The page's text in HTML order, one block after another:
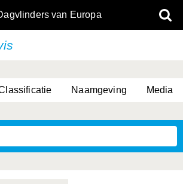
van Europa
Naamgeving Media